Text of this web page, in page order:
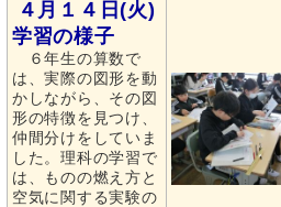
４月１４日(火)
学習の様子
６年生の算数で
は、実際の図形を動
かしながら、その図
形の特徴を見つけ、
仲間分けをしていま
した。理科の学習で
は、ものの燃え方と
空気に関する実験の